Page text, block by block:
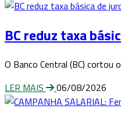
BC reduz taxa
O Banco Central (BC) cortou
LER MAIS
06/08/2026